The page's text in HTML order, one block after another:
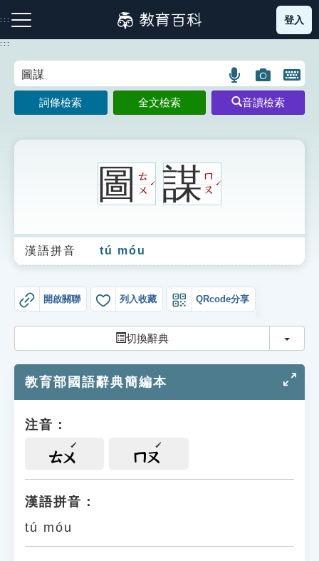
到
主
:::
注音索引圖示 筆畫索引圖示 部首索引表圖示
生字詞彙表
成語故事
索引選單
單字索引
遊戲專區
貓頭鷹博士
登入
:::
語
言
搜
圖
片
搜
開
鍵
圖
詞條檢索 全文檢索 音讀檢索
圖ㄊ
ㄨ
ˊ 謀ㄇ
ㄡ
ˊ
漢語拼音 tú móu
開啟關聯 列入收藏 QRcode分享
切換辭典 切換
教育部國語辭典簡編本
注音：
ㄊㄨ ㄇㄡ
漢語拼音：
tú móu